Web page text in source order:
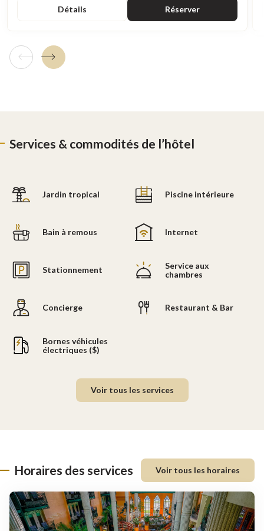
Détails Réserver
Tuile précédente
Tuile suivante
Services & commodités de l’hôtel
Jardin tropical Piscine intérieure
Bain à remous Internet
Stationnement
Service aux
chambres
Concierge Restaurant & Bar
Bornes véhicules
électriques ($)
Voir tous les services
Horaires des services Voir tous les horaires